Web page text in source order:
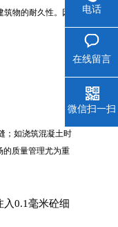
物的耐久性。因
；如浇筑混凝土时
的质量管理尤为重
0.1毫米砼细
电话
在线留言
微信扫一扫